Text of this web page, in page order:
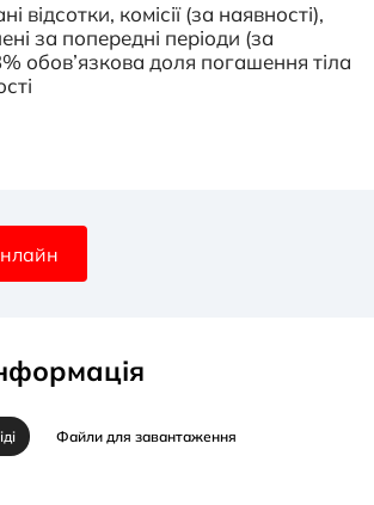
відсотки, комісії (за наявності),
за попередні періоди (за
обов’язкова доля погашення тіла
Файли для завантаження